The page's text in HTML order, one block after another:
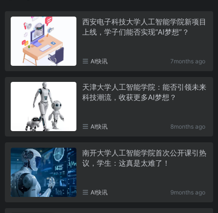
西安电子科技大学人工智能学院新项目
上线，学子们能否实现“AI梦想”？
AI快讯 7months ago
天津大学人工智能学院：能否引领未来
科技潮流，收获更多AI梦想？
AI快讯 8months ago
南开大学人工智能学院首次公开课引热
议，学生：这真是太难了！
AI快讯 9months ago